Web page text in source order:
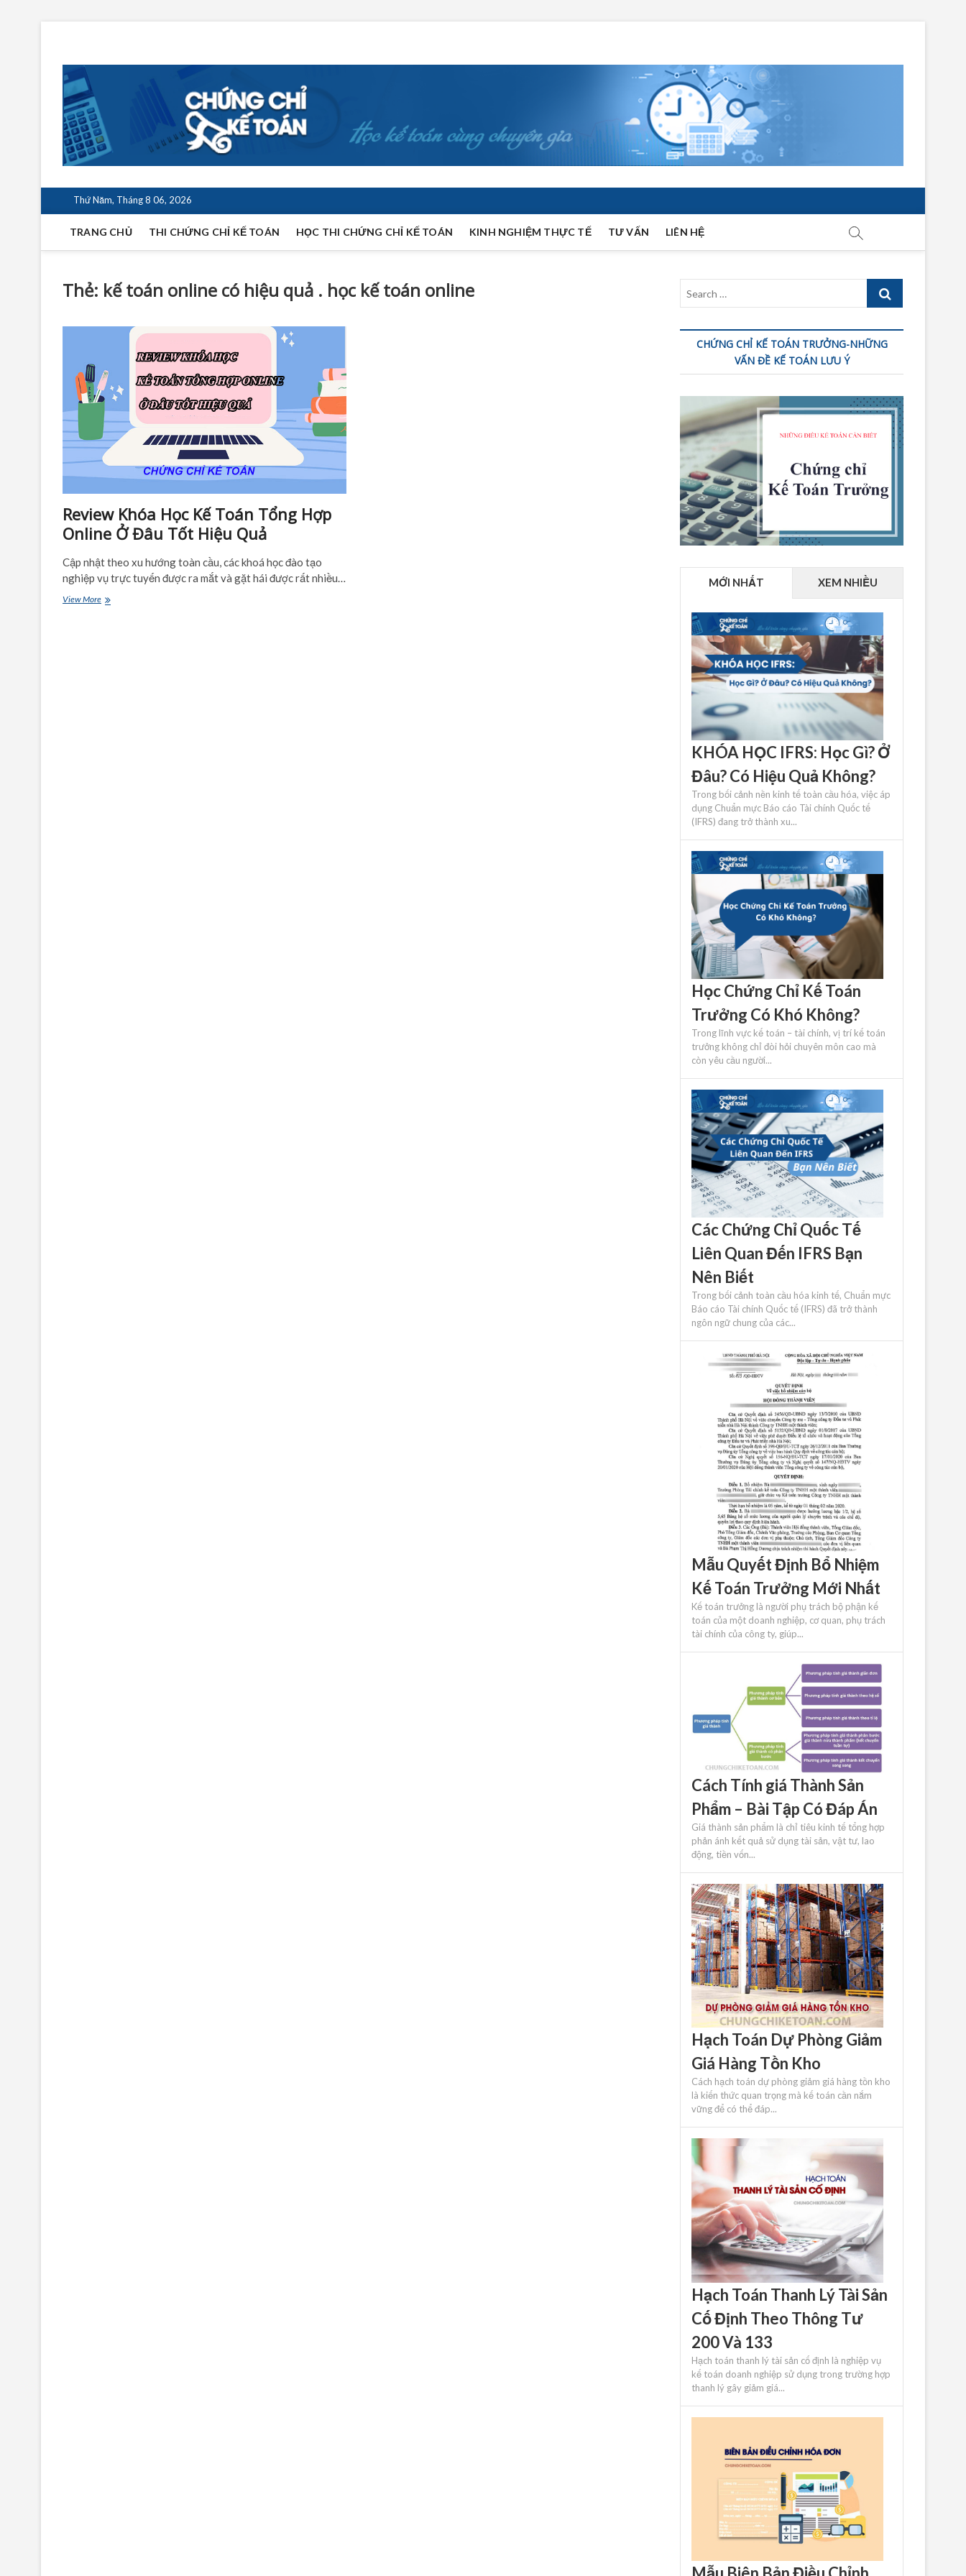
Chứng Chỉ Kế Toán
Thứ Năm, Tháng 8 06, 2026
TRANG CHỦ THI CHỨNG CHỈ KẾ TOÁN HỌC THI CHỨNG CHỈ KẾ TOÁN KINH NGHIỆM THỰC TẾ TƯ VẤN LIÊN HỆ
Thẻ: kế toán online có hiệu quả . học kế toán online
Review Khóa Học Kế Toán Tổng Hợp
Online Ở Đâu Tốt Hiệu Quả
Cập nhật theo xu hướng toàn cầu, các khoá học đào tạo
nghiệp vụ trực tuyến được ra mắt và gặt hái được rất nhiều…
View MoreReview
Search
CHỨNG CHỈ KẾ TOÁN TRƯỞNG-NHỮNG
VẤN ĐỀ KẾ TOÁN LƯU Ý
MỚI NHẤT XEM NHIỀU
KHÓA HỌC IFRS: Học Gì? Ở
Đâu? Có Hiệu Quả Không?
Trong bối cảnh nền kinh tế toàn cầu hóa, việc áp
dụng Chuẩn mực Báo cáo Tài chính Quốc tế
(IFRS) đang trở thành xu...
Học Chứng Chỉ Kế Toán
Trưởng Có Khó Không?
Trong lĩnh vực kế toán – tài chính, vị trí kế toán
trưởng không chỉ đòi hỏi chuyên môn cao mà
còn yêu cầu người...
Các Chứng Chỉ Quốc Tế
Liên Quan Đến IFRS Bạn
Nên Biết
Trong bối cảnh toàn cầu hóa kinh tế, Chuẩn mực
Báo cáo Tài chính Quốc tế (IFRS) đã trở thành
ngôn ngữ chung của các...
Mẫu Quyết Định Bổ Nhiệm
Kế Toán Trưởng Mới Nhất
Kế toán trưởng là người phụ trách bộ phận kế
toán của một doanh nghiệp, cơ quan, phụ trách
tài chính của công ty, giúp...
Cách Tính giá Thành Sản
Phẩm – Bài Tập Có Đáp Án
Giá thành sản phẩm là chỉ tiêu kinh tế tổng hợp
phản ánh kết quả sử dụng tài sản, vật tư, lao
động, tiền vốn...
Hạch Toán Dự Phòng Giảm
Giá Hàng Tồn Kho
Cách hạch toán dự phòng giảm giá hàng tồn kho
là kiến ​​thức quan trọng mà kế toán cần nắm
vững để có thể đáp...
Hạch Toán Thanh Lý Tài Sản
Cố Định Theo Thông Tư
200 Và 133
Hạch toán thanh lý tài sản cố định là nghiệp vụ
kế toán doanh nghiệp sử dụng trong trường hợp
thanh lý gây giảm giá...